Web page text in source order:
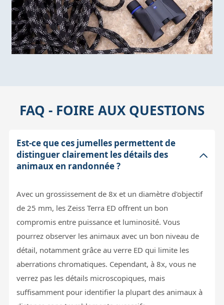
FAQ - FOIRE AUX QUESTIONS
Est-ce que ces jumelles permettent de
distinguer clairement les détails des
animaux en randonnée ?
Avec un grossissement de 8x et un diamètre d'objectif
de 25 mm, les Zeiss Terra ED offrent un bon
compromis entre puissance et luminosité. Vous
pourrez observer les animaux avec un bon niveau de
détail, notamment grâce au verre ED qui limite les
aberrations chromatiques. Cependant, à 8x, vous ne
verrez pas les détails microscopiques, mais
suffisamment pour identifier la plupart des animaux à